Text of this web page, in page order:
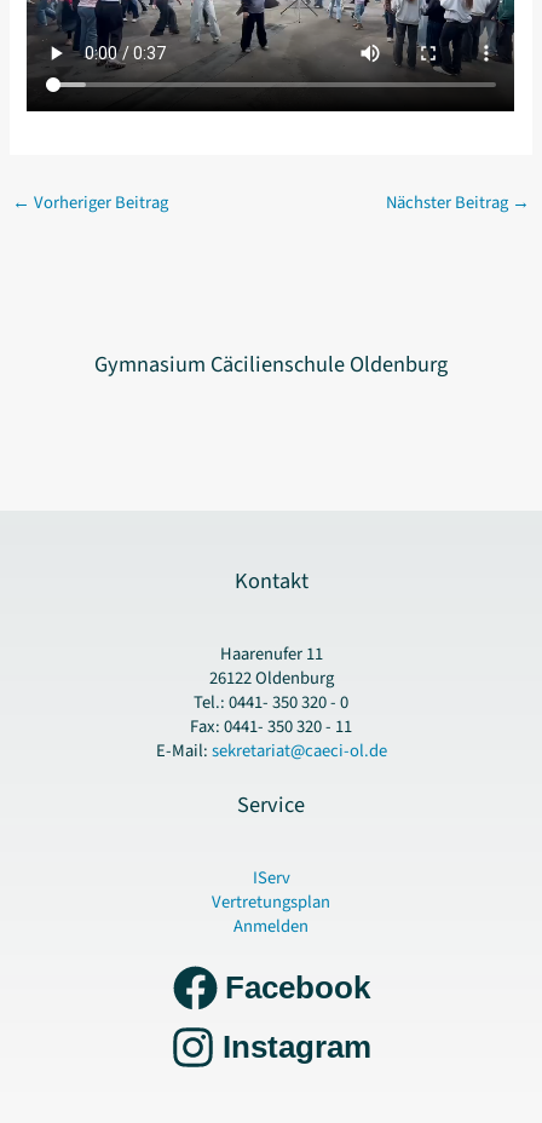
← Vorheriger Beitrag Nächster Beitrag →
Gymnasium Cäcilienschule Oldenburg
Kontakt
Haarenufer 11
26122 Oldenburg
Tel.: 0441- 350 320 - 0
Fax: 0441- 350 320 - 11
E-Mail:sekretariat@caeci-ol.de
Service
IServ
Vertretungsplan
Anmelden
Facebook
Instagram